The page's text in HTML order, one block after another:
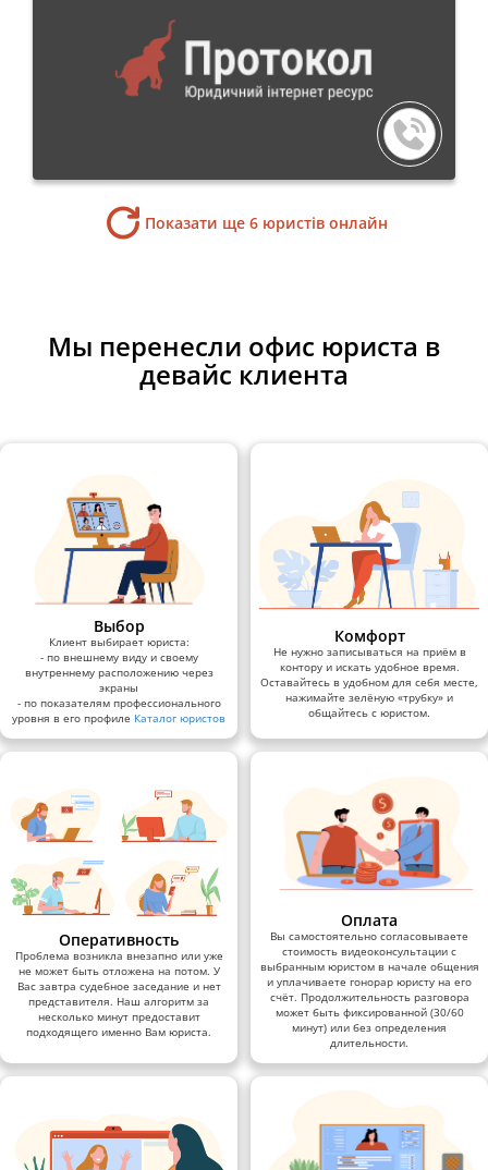
Показати ще 6 юристів онлайн
Мы перенесли офис юриста в
девайс клиента
Выбор
Клиент выбирает юриста:
- по внешнему виду и своему
внутреннему расположению через
экраны
- по показателям профессионального
уровня в его профиле Каталог юристов
Комфорт
Не нужно записываться на приём в
контору и искать удобное время.
Оставайтесь в удобном для себя месте,
нажимайте зелёную «трубку» и
общайтесь с юристом.
Оперативность
Проблема возникла внезапно или уже
не может быть отложена на потом. У
Вас завтра судебное заседание и нет
представителя. Наш алгоритм за
несколько минут предоставит
подходящего именно Вам юриста.
Оплата
Вы самостоятельно согласовываете
стоимость видеоконсультации с
выбранным юристом в начале общения
и уплачиваете гонорар юристу на его
счёт. Продолжительность разговора
может быть фиксированной (30/60
минут) или без определения
длительности.